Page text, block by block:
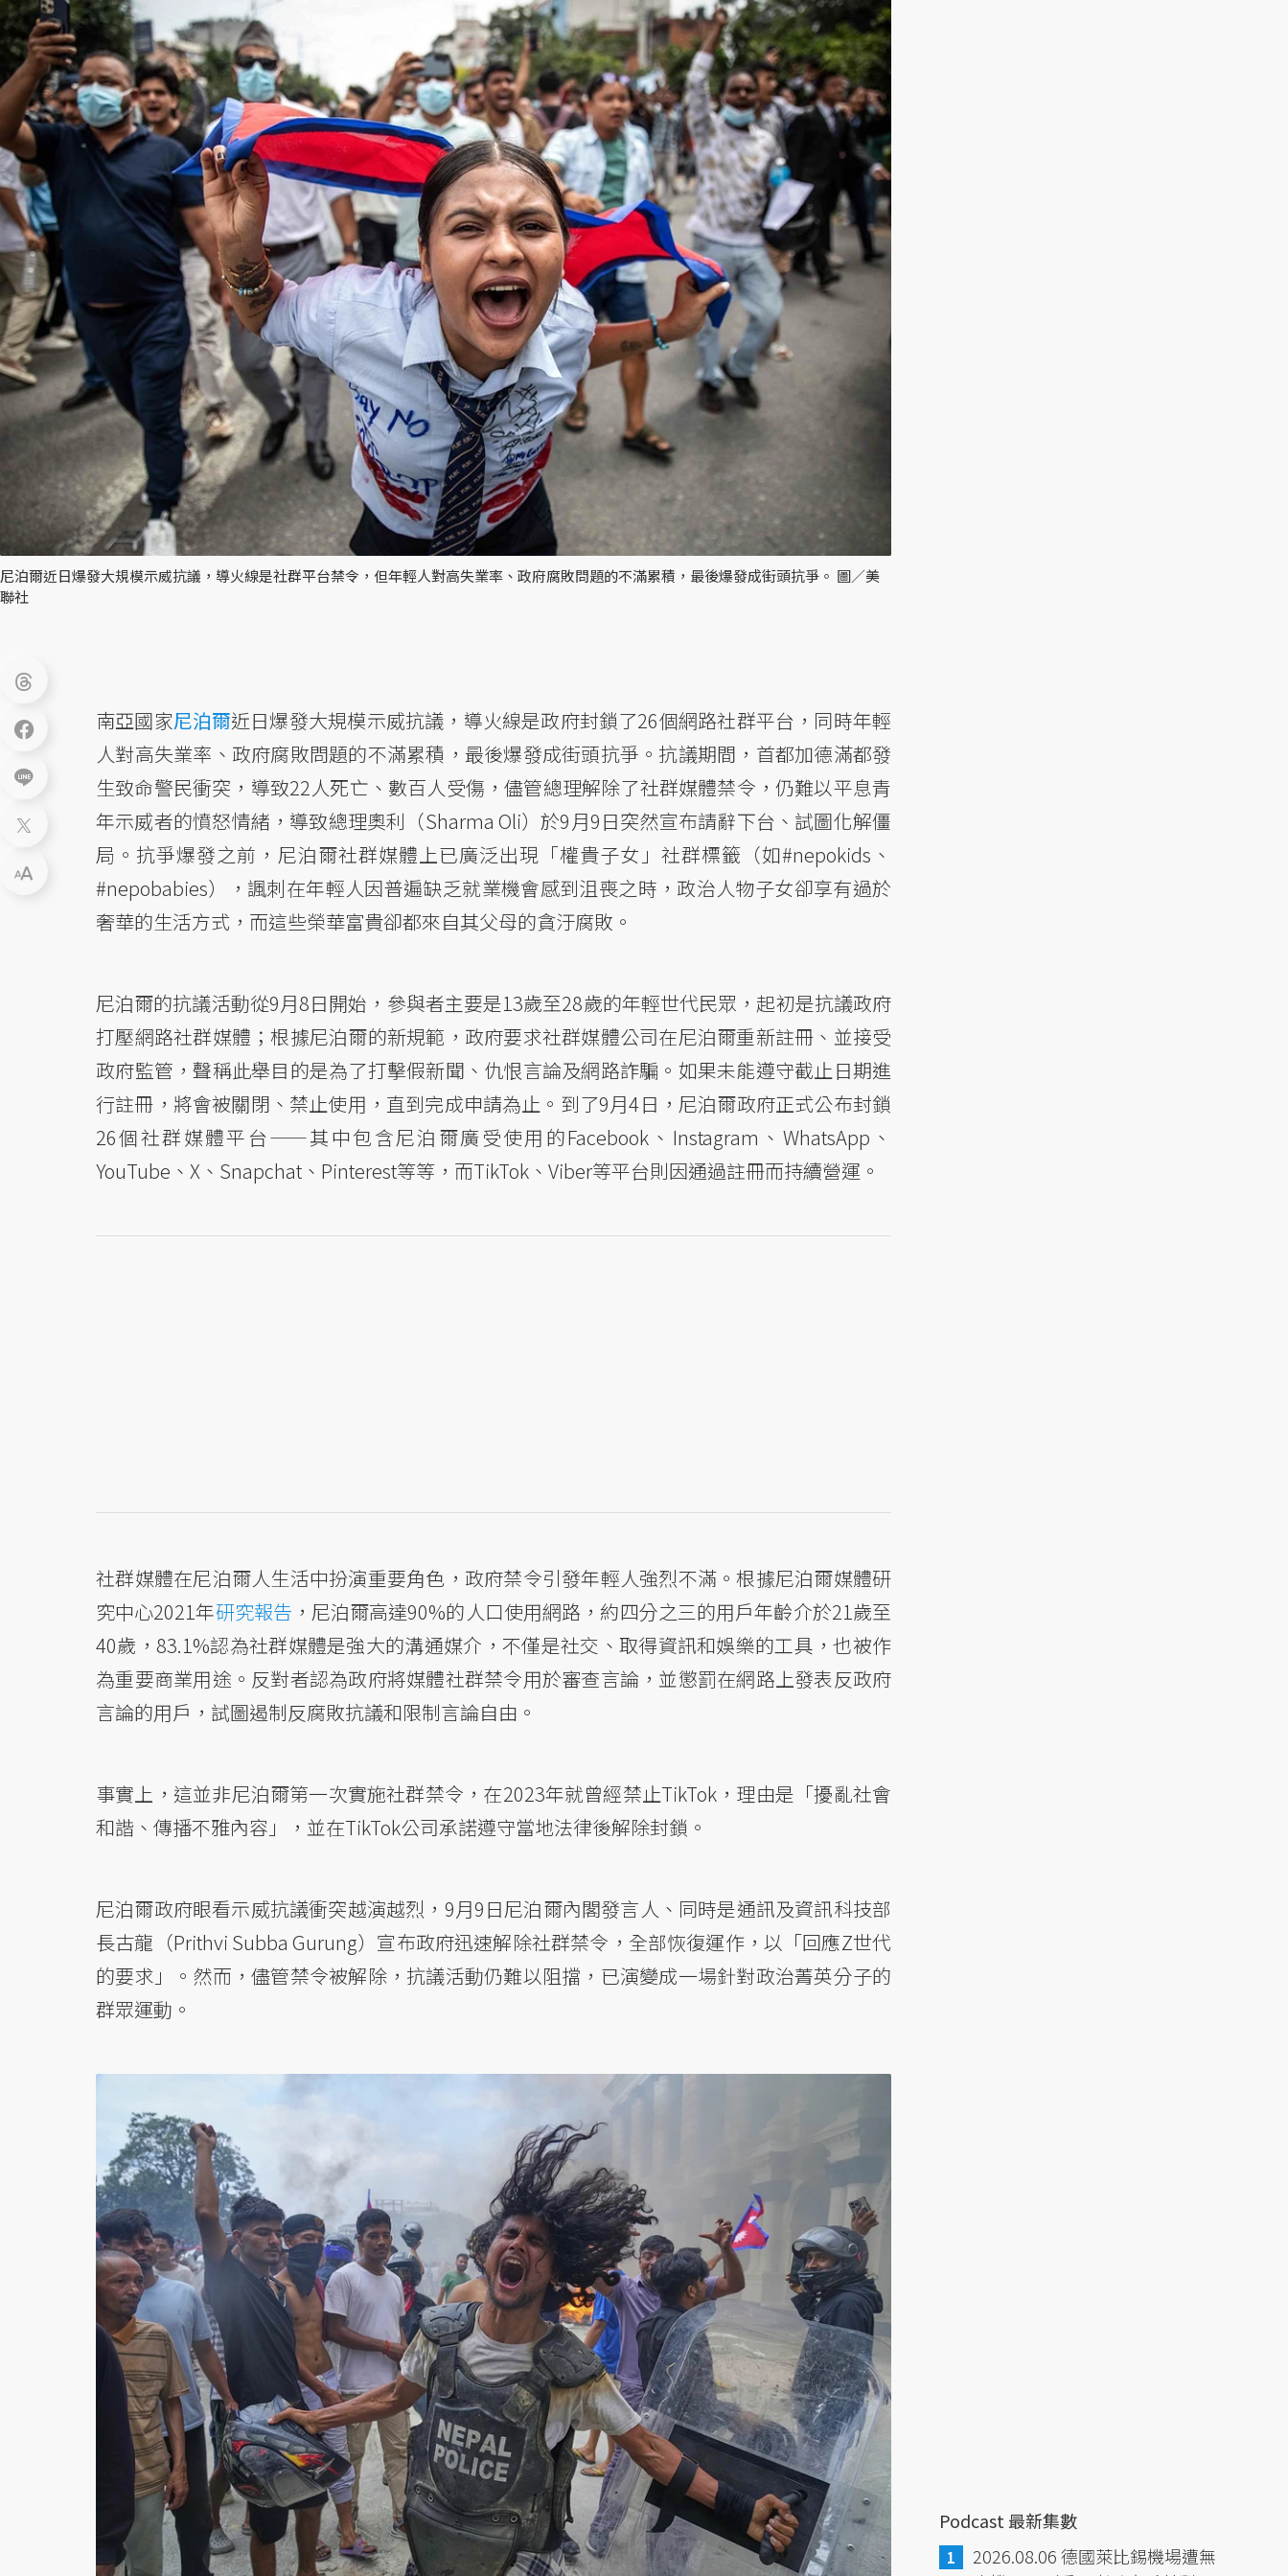
尼泊爾近日爆發大規模示威抗議，導火線是社群平台禁令，但年輕人對高失業率、政府腐敗問題的不滿累積，最後爆發成街頭抗爭。 圖／美
聯社
南亞國家尼泊爾近日爆發大規模示威抗議，導火線是政府封鎖了26個網路社群平台，同時年輕
人對高失業率、政府腐敗問題的不滿累積，最後爆發成街頭抗爭。抗議期間，首都加德滿都發
生致命警民衝突，導致22人死亡、數百人受傷，儘管總理解除了社群媒體禁令，仍難以平息青
年示威者的憤怒情緒，導致總理奧利（Sharma Oli）於9月9日突然宣布請辭下台、試圖化解僵
局。抗爭爆發之前，尼泊爾社群媒體上已廣泛出現「權貴子女」社群標籤（如#nepokids、
#nepobabies），諷刺在年輕人因普遍缺乏就業機會感到沮喪之時，政治人物子女卻享有過於
奢華的生活方式，而這些榮華富貴卻都來自其父母的貪汙腐敗。
尼泊爾的抗議活動從9月8日開始，參與者主要是13歲至28歲的年輕世代民眾，起初是抗議政府
打壓網路社群媒體；根據尼泊爾的新規範，政府要求社群媒體公司在尼泊爾重新註冊、並接受
政府監管，聲稱此舉目的是為了打擊假新聞、仇恨言論及網路詐騙。如果未能遵守截止日期進
行註冊，將會被關閉、禁止使用，直到完成申請為止。到了9月4日，尼泊爾政府正式公布封鎖
26個社群媒體平台——其中包含尼泊爾廣受使用的Facebook、Instagram、WhatsApp、
YouTube、X、Snapchat、Pinterest等等，而TikTok、Viber等平台則因通過註冊而持續營運。
社群媒體在尼泊爾人生活中扮演重要角色，政府禁令引發年輕人強烈不滿。根據尼泊爾媒體研
究中心2021年研究報告 ，尼泊爾高達90%的人口使用網路，約四分之三的用戶年齡介於21歲至
40歲，83.1%認為社群媒體是強大的溝通媒介，不僅是社交、取得資訊和娛樂的工具，也被作
為重要商業用途。反對者認為政府將媒體社群禁令用於審查言論，並懲罰在網路上發表反政府
言論的用戶，試圖遏制反腐敗抗議和限制言論自由。
事實上，這並非尼泊爾第一次實施社群禁令，在2023年就曾經禁止TikTok，理由是「擾亂社會
和諧、傳播不雅內容」，並在TikTok公司承諾遵守當地法律後解除封鎖。
尼泊爾政府眼看示威抗議衝突越演越烈，9月9日尼泊爾內閣發言人、同時是通訊及資訊科技部
長古龍（Prithvi Subba Gurung）宣布政府迅速解除社群禁令，全部恢復運作，以「回應Z世代
的要求」。然而，儘管禁令被解除，抗議活動仍難以阻擋，已演變成一場針對政治菁英分子的
群眾運動。
Podcast 最新集數
2026.08.06 德國萊比錫機場遭無